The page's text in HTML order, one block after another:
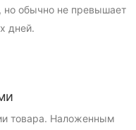
но обычно не превышает
дней.
товара. Наложенным